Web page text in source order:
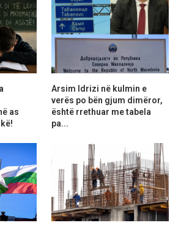
as
Arsim Idrizi në kulmin e
verës po bën gjum dimëror,
është rrethuar me tabela
pa...